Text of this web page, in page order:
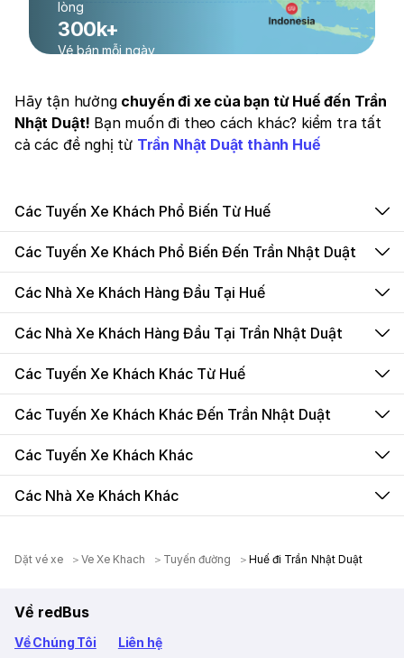
lòng
300k+
Vé bán mỗi ngày
Hãy tận hưởng chuyến đi xe của bạn từ Huế đến Trần
Nhật Duật! Bạn muốn đi theo cách khác? kiểm tra tất
cả các đề nghị từ Trần Nhật Duật thành Huế
Các Tuyến Xe Khách Phổ Biến Từ Huế
Các Tuyến Xe Khách Phổ Biến Đến Trần Nhật Duật
Các Nhà Xe Khách Hàng Đầu Tại Huế
Các Nhà Xe Khách Hàng Đầu Tại Trần Nhật Duật
Các Tuyến Xe Khách Khác Từ Huế
Các Tuyến Xe Khách Khác Đến Trần Nhật Duật
Các Tuyến Xe Khách Khác
Các Nhà Xe Khách Khác
Dặt vé xe Ve Xe Khach Tuyến đường Huế đi Trần Nhật Duật
Về redBus
Về Chúng Tôi Liên hệ